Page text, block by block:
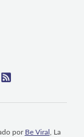
por Be Viral , La